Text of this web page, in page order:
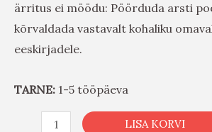
ärritus ei möödu: Pöörduda arsti
kõrvaldada vastavalt kohaliku
eeskirjadele.
TARNE: 1-5 tööpäeva
LISA KORVI